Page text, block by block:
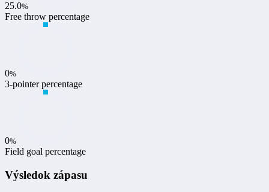
25.0%
Free throw percentage
0%
3-pointer percentage
0%
Field goal percentage
Výsledok zápasu